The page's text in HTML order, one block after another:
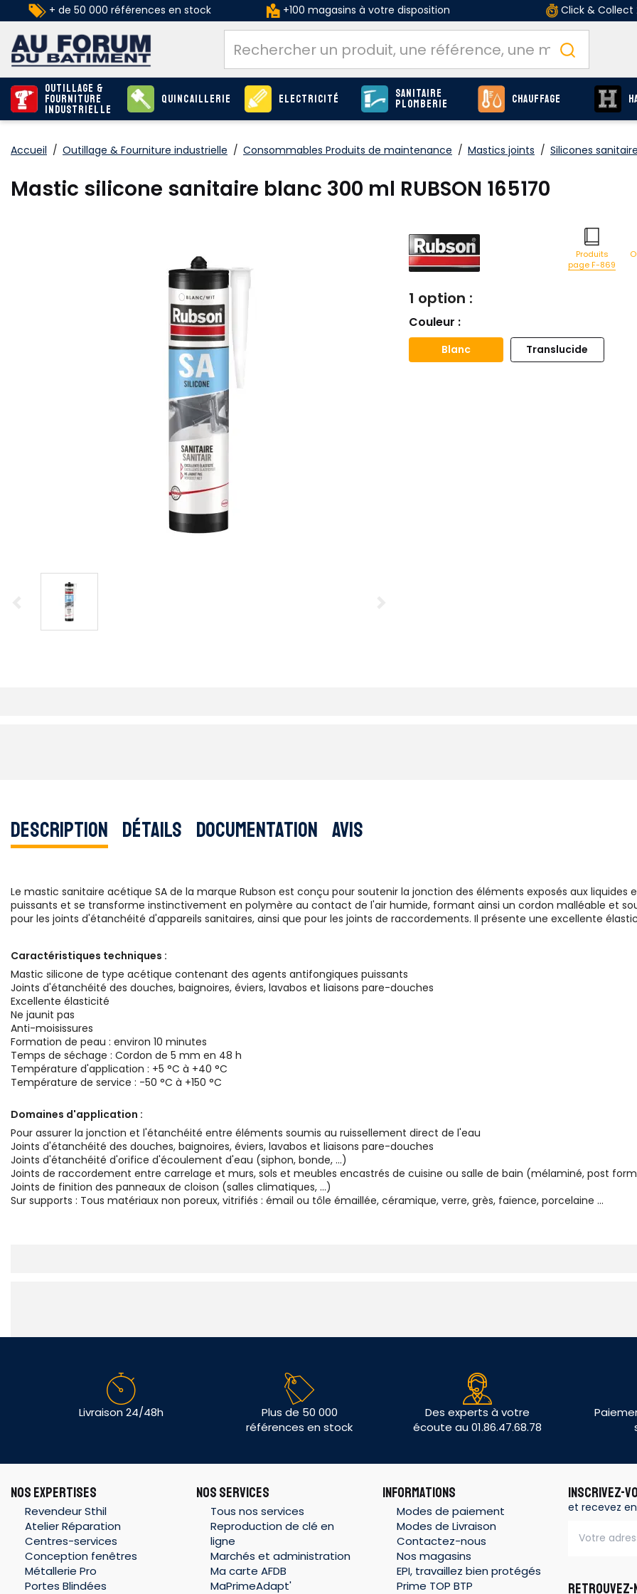
+ de 50 000 références en stock +100 magasins à votre disposition Click & Collect
Outillage &
Fourniture
industrielle
Quincaillerie Electricité Sanitaire
Plomberie Chauffage
Accueil / Outillage & Fourniture industrielle / Consommables Produits de maintenance / Mastics joints / Silicones
Mastic silicone sanitaire blanc 300 ml RUBSON 165170
Produits
page F-869
1 option :
Couleur :
Blanc Translucide
Description Détails Documentation Avis
Le mastic sanitaire acétique SA de la marque Rubson est conçu pour soutenir la jonction des éléments exposés aux
puissants et se transforme instinctivement en polymère au contact de l'air humide, formant ainsi un cordon malléable et
pour les joints d'étanchéité d'appareils sanitaires, ainsi que pour les joints de raccordements. Il présente une excellente
Caractéristiques techniques :
Mastic silicone de type acétique contenant des agents antifongiques puissants
Joints d'étanchéité des douches, baignoires, éviers, lavabos et liaisons pare-douches
Excellente élasticité
Ne jaunit pas
Anti-moisissures
Formation de peau : environ 10 minutes
Temps de séchage : Cordon de 5 mm en 48 h
Température d'application : +5 °C à +40 °C
Température de service : -50 °C à +150 °C
Domaines d'application :
Pour assurer la jonction et l'étanchéité entre éléments soumis au ruissellement direct de l'eau
Joints d'étanchéité des douches, baignoires, éviers, lavabos et liaisons pare-douches
Joints d'étanchéité d'orifice d'écoulement d'eau (siphon, bonde, …)
Joints de raccordement entre carrelage et murs, sols et meubles encastrés de cuisine ou salle de bain (mélaminé, post
Joints de finition des panneaux de cloison (salles climatiques, …)
Sur supports : Tous matériaux non poreux, vitrifiés : émail ou tôle émaillée, céramique, verre, grès, faïence, porcelaine …
Livraison 24/48h
Plus de 50 000
références en stock
Des experts à votre
écoute au 01.86.47.68.78
NOS EXPERTISES
Revendeur Sthil
Atelier Réparation
Centres-services
Conception fenêtres
Métallerie Pro
Portes Blindées
NOS SERVICES
Tous nos services
Reproduction de clé en
ligne
Marchés et administration
Ma carte AFDB
MaPrimeAdapt'
INFORMATIONS
Modes de paiement
Modes de Livraison
Contactez-nous
Nos magasins
EPI, travaillez bien protégés
Prime TOP BTP
INSCRIVEZ-
et recevez
RETROUVEZ-